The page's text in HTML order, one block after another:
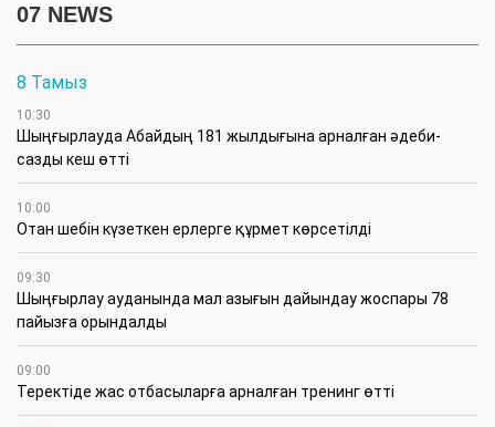
07 NEWS
8 Тамыз
10:30
Шыңғырлауда Абайдың 181 жылдығына арналған әдеби-
сазды кеш өтті
10:00
Отан шебін күзеткен ерлерге құрмет көрсетілді
09:30
​Шыңғырлау ауданында мал азығын дайындау жоспары 78
пайызға орындалды
09:00
​Теректіде жас отбасыларға арналған тренинг өтті